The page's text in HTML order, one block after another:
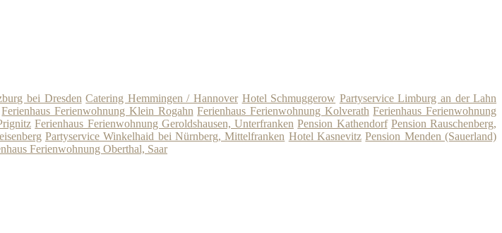
bei Dresden Catering Hemmingen / Hannover Hotel Schmuggerow Partyservice Limburg an der Lahn
Ferienhaus Ferienwohnung Klein Rogahn Ferienhaus Ferienwohnung Kolverath Ferienhaus Ferienwohnung
Ferienhaus Ferienwohnung Geroldshausen, Unterfranken Pension Kathendorf Pension Rauschenberg,
Partyservice Winkelhaid bei Nürnberg, Mittelfranken Hotel Kasnevitz Pension Menden (Sauerland)
Ferienwohnung Oberthal, Saar